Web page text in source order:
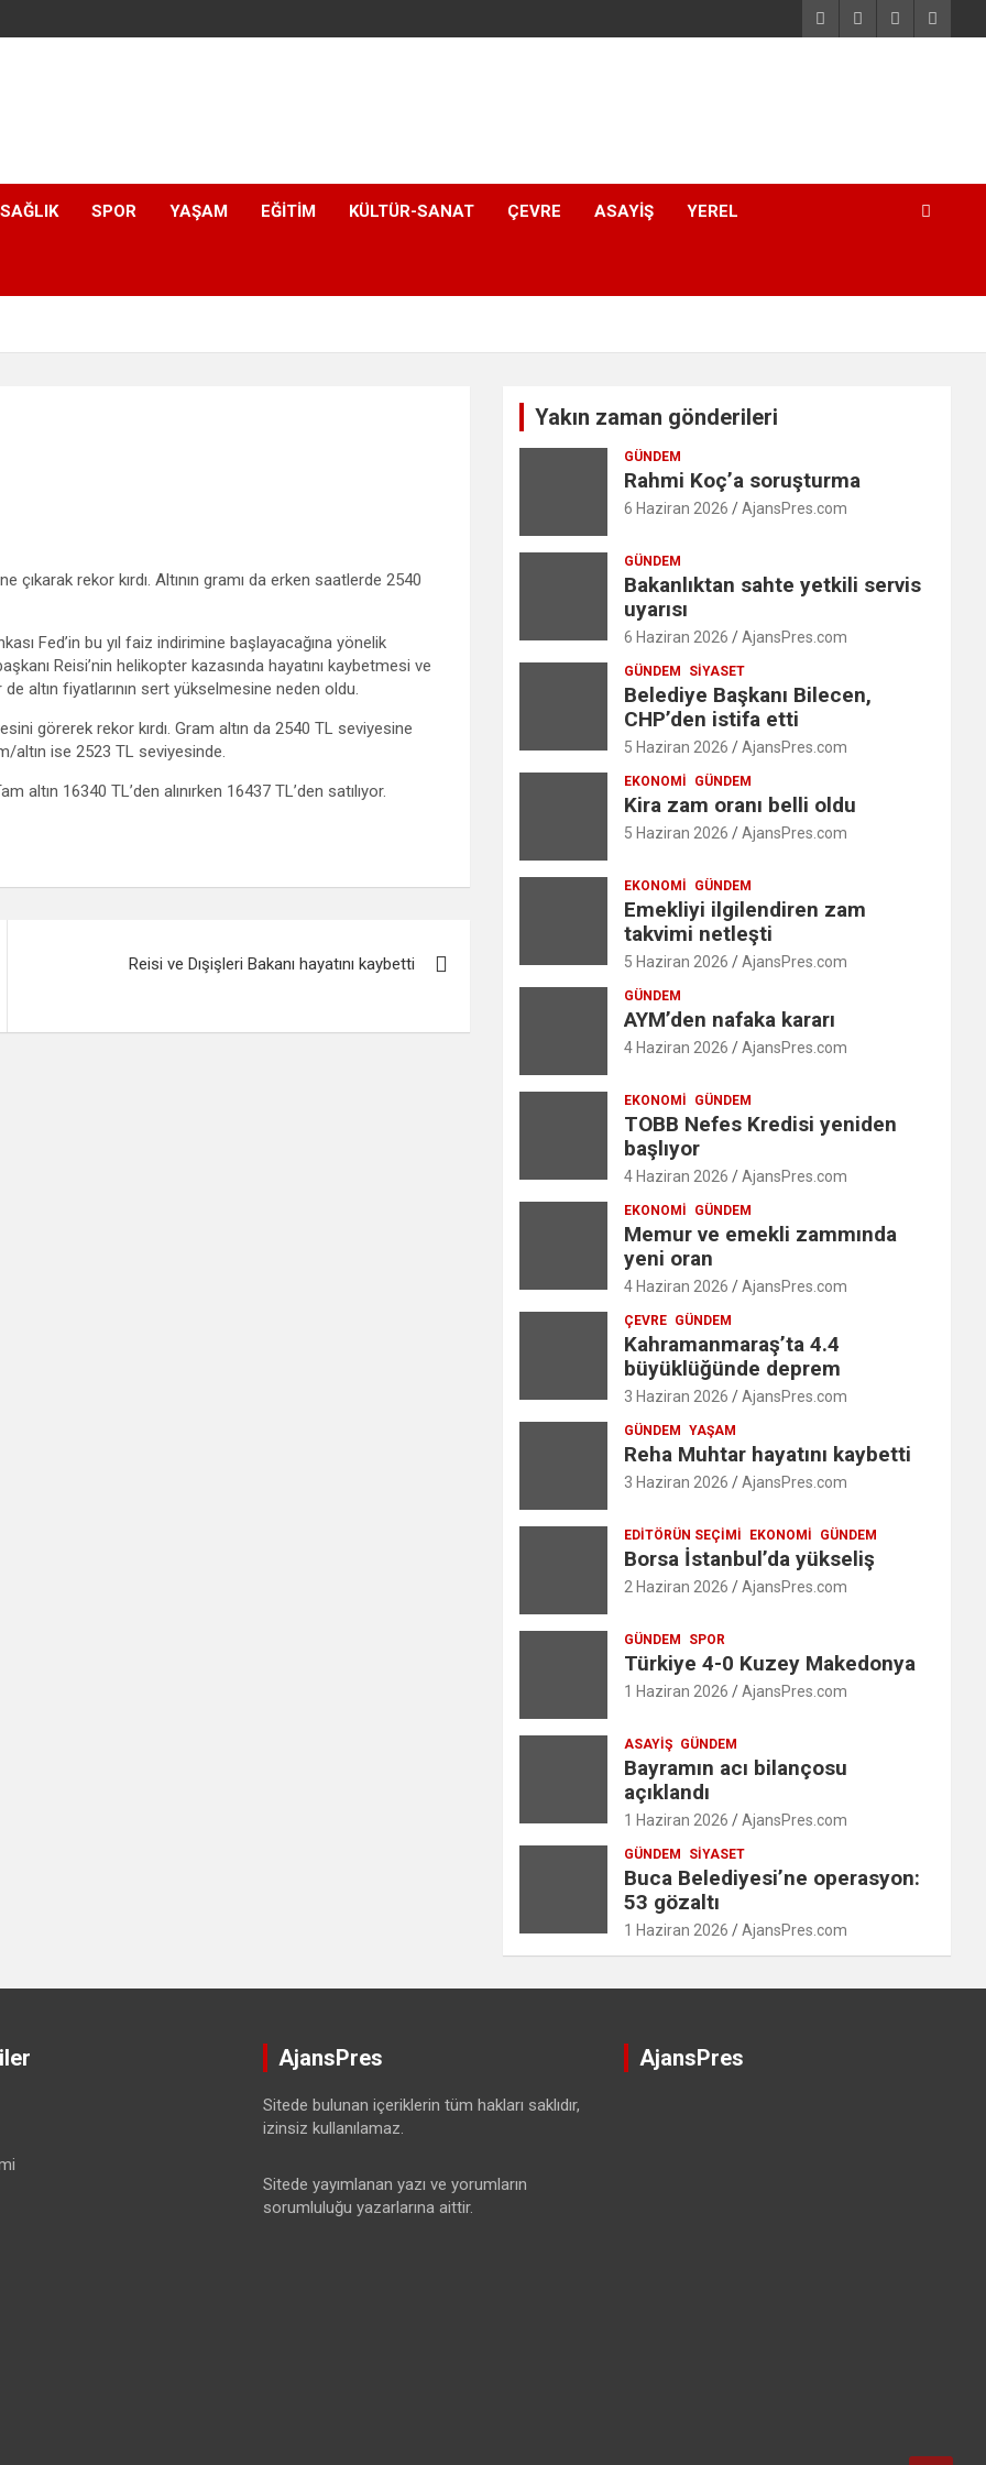
SAĞLIK SPOR YAŞAM EĞITIM KÜLTÜR-SANAT ÇEVRE ASAYIŞ YEREL
rekor kırdı. Altının gramı da erken saatlerde 2540
Fed’in bu yıl faiz indirimine başlayacağına yönelik
Reisi’nin helikopter kazasında hayatını kaybetmesi ve
de altın fiyatlarının sert yükselmesine neden oldu.
görerek rekor kırdı. Gram altın da 2540 TL seviyesine
altın ise 2523 TL seviyesinde.
altın 16340 TL’den alınırken 16437 TL’den satılıyor.
Reisi ve Dışişleri Bakanı hayatını kaybetti
Yakın zaman gönderileri
GÜNDEM
Rahmi Koç’a soruşturma
6 Haziran 2026 AjansPres.com
GÜNDEM
Bakanlıktan sahte yetkili servis
uyarısı
6 Haziran 2026 AjansPres.com
GÜNDEM SIYASET
Belediye Başkanı Bilecen,
CHP’den istifa etti
5 Haziran 2026 AjansPres.com
EKONOMI GÜNDEM
Kira zam oranı belli oldu
5 Haziran 2026 AjansPres.com
EKONOMI GÜNDEM
Emekliyi ilgilendiren zam
takvimi netleşti
5 Haziran 2026 AjansPres.com
GÜNDEM
AYM’den nafaka kararı
4 Haziran 2026 AjansPres.com
EKONOMI GÜNDEM
TOBB Nefes Kredisi yeniden
başlıyor
4 Haziran 2026 AjansPres.com
EKONOMI GÜNDEM
Memur ve emekli zammında
yeni oran
4 Haziran 2026 AjansPres.com
ÇEVRE GÜNDEM
Kahramanmaraş’ta 4.4
büyüklüğünde deprem
3 Haziran 2026 AjansPres.com
GÜNDEM YAŞAM
Reha Muhtar hayatını kaybetti
3 Haziran 2026 AjansPres.com
EDITÖRÜN SEÇIMI EKONOMI GÜNDEM
Borsa İstanbul’da yükseliş
2 Haziran 2026 AjansPres.com
GÜNDEM SPOR
Türkiye 4-0 Kuzey Makedonya
1 Haziran 2026 AjansPres.com
ASAYIŞ GÜNDEM
Bayramın acı bilançosu
açıklandı
1 Haziran 2026 AjansPres.com
GÜNDEM SIYASET
Buca Belediyesi’ne operasyon:
53 gözaltı
1 Haziran 2026 AjansPres.com
AjansPres
Sitede bulunan içeriklerin tüm hakları saklıdır,
izinsiz kullanılamaz.
Sitede yayımlanan yazı ve yorumların
sorumluluğu yazarlarına aittir.
AjansPres